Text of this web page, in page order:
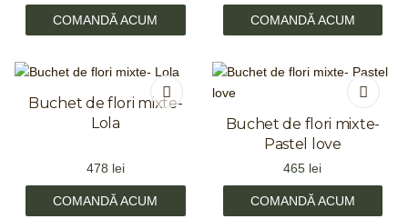
COMANDĂ ACUM COMANDĂ ACUM
Buchet de flori mixte-
Lola
478 lei
COMANDĂ ACUM
Buchet de flori mixte-
Pastel love
465 lei
COMANDĂ ACUM